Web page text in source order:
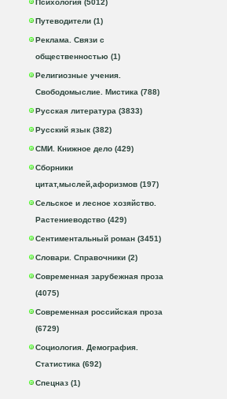
Путеводители (1)
Реклама. Связи с
общественностью (1)
Религиозные учения.
Свободомыслие. Мистика (788)
Русская литература (3833)
Русский язык (382)
СМИ. Книжное дело (429)
Сборники
цитат,мыслей,афоризмов (197)
Сельское и лесное хозяйство.
Растениеводство (429)
Сентиментальный роман (3451)
Словари. Справочники (2)
Современная зарубежная проза
(4075)
Современная российская проза
(6729)
Социология. Демография.
Статистика (692)
Спецназ (1)